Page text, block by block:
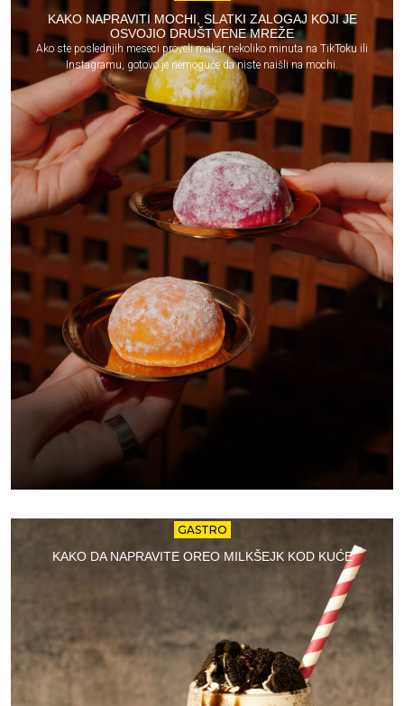
KAKO NAPRAVITI MOCHI, SLATKI ZALOGAJ KOJI JE
OSVOJIO DRUŠTVENE MREŽE
Ako ste poslednjih meseci proveli makar nekoliko minuta na TikToku ili
Instagramu, gotovo je nemoguće da niste naišli na mochi.
GASTRO
KAKO DA NAPRAVITE OREO MILKŠEJK KOD KUĆE